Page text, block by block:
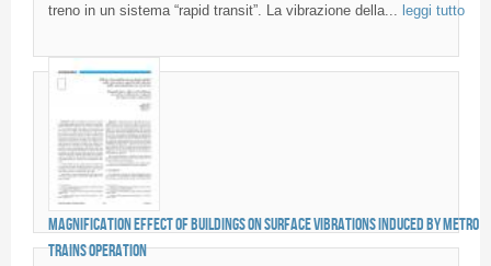
treno in un sistema “rapid transit”. La vibrazione della...
leggi tutto
Magnification effect of buildings on surface vibrations induced by metro
trains operation